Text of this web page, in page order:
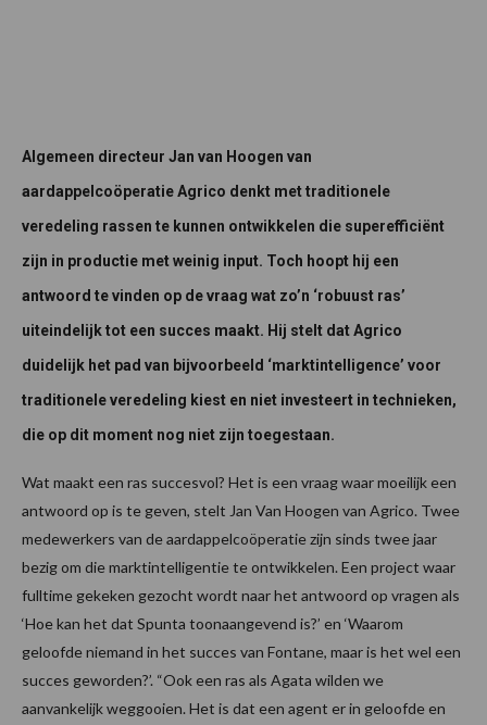
Algemeen directeur Jan van Hoogen van
aardappelcoöperatie Agrico denkt met traditionele
veredeling rassen te kunnen ontwikkelen die superefficiënt
zijn in productie met weinig input. Toch hoopt hij een
antwoord te vinden op de vraag wat zo’n ‘robuust ras’
uiteindelijk tot een succes maakt. Hij stelt dat Agrico
duidelijk het pad van bijvoorbeeld ‘marktintelligence’ voor
traditionele veredeling kiest en niet investeert in technieken,
die op dit moment nog niet zijn toegestaan.
Wat maakt een ras succesvol? Het is een vraag waar moeilijk een
antwoord op is te geven, stelt Jan Van Hoogen van Agrico. Twee
medewerkers van de aardappelcoöperatie zijn sinds twee jaar
bezig om die marktintelligentie te ontwikkelen. Een project waar
fulltime gekeken gezocht wordt naar het antwoord op vragen als
‘Hoe kan het dat Spunta toonaangevend is?’ en ‘Waarom
geloofde niemand in het succes van Fontane, maar is het wel een
succes geworden?’. “Ook een ras als Agata wilden we
aanvankelijk weggooien. Het is dat een agent er in geloofde en